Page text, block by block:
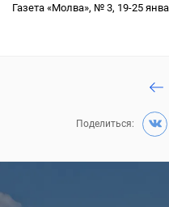
Газета «Молва», № 3, 19-25
Поделиться: